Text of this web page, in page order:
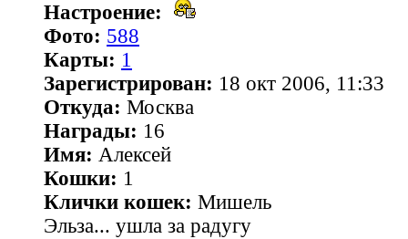
Настроение:
Фото: 588
Карты: 1
Зарегистрирован: 18 окт 2006, 11:33
Откуда: Москва
Награды: 16
Имя: Алексей
Кошки: 1
Клички кошек: Мишель
Эльза... ушла за радугу